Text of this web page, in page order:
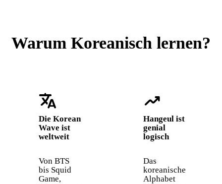
Warum Koreanisch lernen?
translate
Die Korean
Wave ist
weltweit
Von BTS
bis Squid
Game,
trending_up
Hangeul ist
genial
logisch
Das
koreanische
Alphabet